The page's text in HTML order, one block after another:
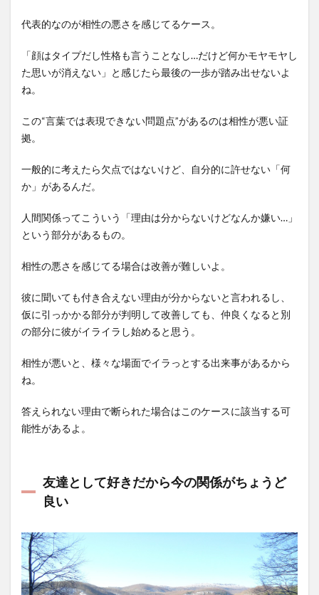
代表的なのが相性の悪さを感じてるケース。
「顔はタイプだし性格も言うことなし…だけど何かモヤモヤし
た思いが消えない」と感じたら最後の一歩が踏み出せないよ
ね。
この“言葉では表現できない問題点”があるのは相性が悪い証
拠。
一般的に考えたら欠点ではないけど、自分的に許せない「何
か」があるんだ。
人間関係ってこういう「理由は分からないけどなんか嫌い…」
という部分があるもの。
相性の悪さを感じてる場合は改善が難しいよ。
彼に聞いても付き合えない理由が分からないと言われるし、
仮に引っかかる部分が判明して改善しても、仲良くなると別
の部分に彼がイライラし始めると思う。
相性が悪いと、様々な場面でイラっとする出来事があるから
ね。
答えられない理由で断られた場合はこのケースに該当する可
能性があるよ。
友達として好きだから今の関係がちょうど
良い